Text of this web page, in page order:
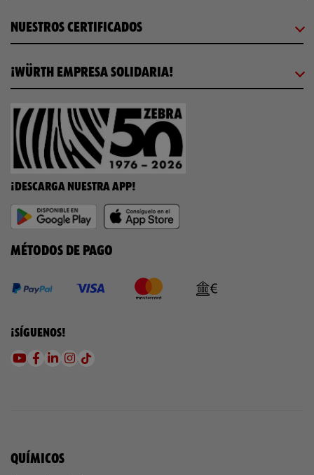
NUESTROS CERTIFICADOS
¡WÜRTH EMPRESA SOLIDARIA!
¡DESCARGA NUESTRA APP!
MÉTODOS DE PAGO
¡SÍGUENOS!
QUÍMICOS